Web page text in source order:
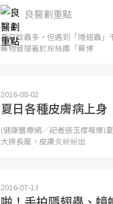
良醫劃重點
夏日蚊蟲多，但遇到「隱翅蟲
藥物管理署於粉絲團「藥博
2016-08-02
夏日各種皮膚病上
(健康醫療網／記者張玉櫻報導)
大排長龍，皮膚炎紛紛出
2016-07-13